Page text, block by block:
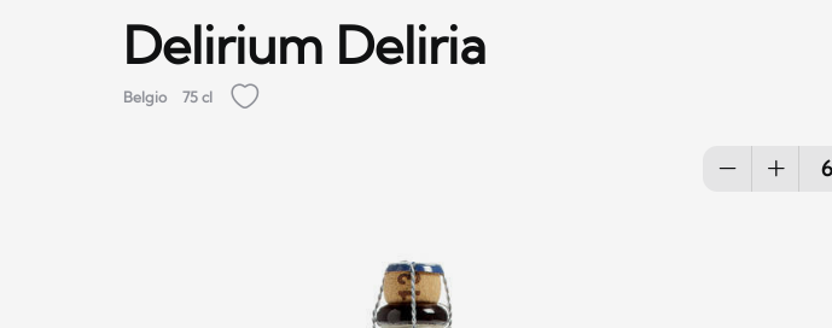
Delirium Deliria
Belgio 75 cl